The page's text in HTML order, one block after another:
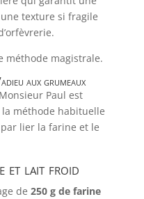
texture si fragile
méthode magistrale.
aux grumeaux
Paul est
méthode habituelle
lier la farine et le
et lait froid
de 250 g de farine